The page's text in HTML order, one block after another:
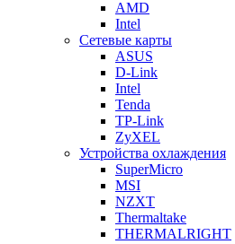
AMD
Intel
Сетевые карты
ASUS
D-Link
Intel
Tenda
TP-Link
ZyXEL
Устройства охлаждения
SuperMicro
MSI
NZXT
Thermaltake
THERMALRIGHT